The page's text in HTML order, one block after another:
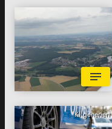
KI generiert